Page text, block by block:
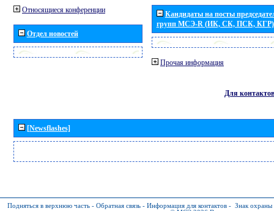
Относящиеся конференции
Отдел новостей
Кандидаты на посты
групп МСЭ-R (ИК, СК, ПСК, КГР)
Прочая информация
Для контактов
[Newsflashes]
Подняться в верхнюю часть - Обратная связь - Информация для контактов - Знак охраны